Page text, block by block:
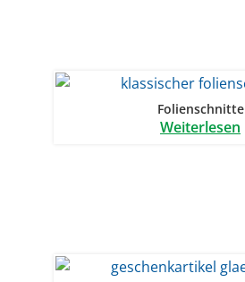
Folienschnitte
Weiterlesen